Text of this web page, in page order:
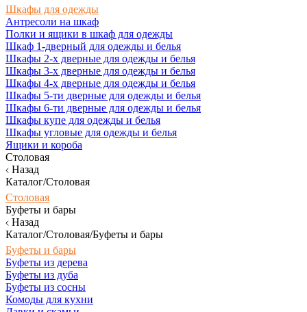
Шкафы для одежды
Антресоли на шкаф
Полки и ящики в шкаф для одежды
Шкаф 1-дверный для одежды и белья
Шкафы 2-х дверные для одежды и белья
Шкафы 3-х дверные для одежды и белья
Шкафы 4-х дверные для одежды и белья
Шкафы 5-ти дверные для одежды и белья
Шкафы 6-ти дверные для одежды и белья
Шкафы купе для одежды и белья
Шкафы угловые для одежды и белья
Ящики и короба
Столовая
Назад
Каталог/Столовая
Столовая
Буфеты и бары
Назад
Каталог/Столовая/Буфеты и бары
Буфеты и бары
Буфеты из дерева
Буфеты из дуба
Буфеты из сосны
Комоды для кухни